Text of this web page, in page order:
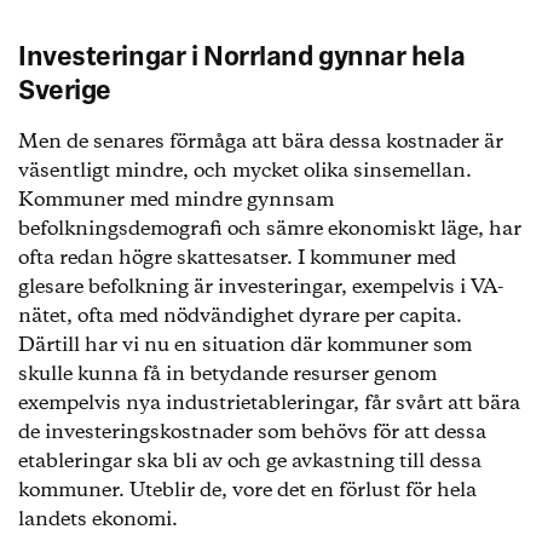
Investeringar i Norrland gynnar hela
Sverige
Men de senares förmåga att bära dessa kostnader är
väsentligt mindre, och mycket olika sinsemellan.
Kommuner med mindre gynnsam
befolkningsdemografi och sämre ekonomiskt läge, har
ofta redan högre skattesatser. I kommuner med
glesare befolkning är investeringar, exempelvis i VA-
nätet, ofta med nödvändighet dyrare per capita.
Därtill har vi nu en situation där kommuner som
skulle kunna få in betydande resurser genom
exempelvis nya industrietableringar, får svårt att bära
de investeringskostnader som behövs för att dessa
etableringar ska bli av och ge avkastning till dessa
kommuner. Uteblir de, vore det en förlust för hela
landets ekonomi.